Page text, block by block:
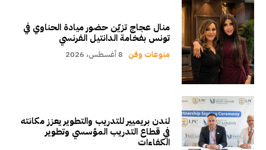
منال عجاج تزيّن حضور ميادة الحناوي في
تونس بفخامة الدانتيل الفرنسي
منوعات وفن 8 أغسطس، 2026
لندن بريميير للتدريب والتطوير يعزز مكانته
في قطاع التدريب المؤسسي وتطوير
الكفاءات